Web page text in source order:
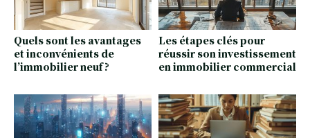
Quels sont les avantages
et inconvénients de
l’immobilier neuf ?
Les étapes clés pour
réussir son investissement
en immobilier commercial